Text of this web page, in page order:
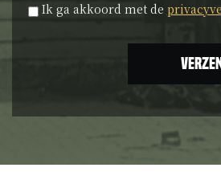
Privacyverklaring *
Ik ga akkoord met de